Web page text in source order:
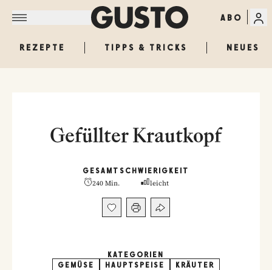
ABO
REZEPTE TIPPS & TRICKS NEUES
Gefüllter Krautkopf
GESAMT
240 Min.
SCHWIERIGKEIT
leicht
KATEGORIEN
GEMÜSE
HAUPTSPEISE KRÄUTER